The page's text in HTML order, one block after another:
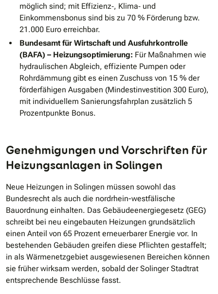
möglich sind; mit Effizienz‐, Klima‐ und
Einkommensbonus sind bis zu 70 % Förderung bzw.
21.000 Euro erreichbar.
Bundesamt für Wirtschaft und Ausfuhrkontrolle
(BAFA) – Heizungsoptimierung: Für Maßnahmen wie
hydraulischen Abgleich, effiziente Pumpen oder
Rohrdämmung gibt es einen Zuschuss von 15 % der
förderfähigen Ausgaben (Mindestinvestition 300 Euro),
mit individuellem Sanierungsfahrplan zusätzlich 5
Prozentpunkte Bonus.
Genehmigungen und Vorschriften für
Heizungsanlagen in Solingen
Neue Heizungen in Solingen müssen sowohl das
Bundesrecht als auch die nordrhein-westfälische
Bauordnung einhalten. Das Gebäudeenergiegesetz (GEG)
schreibt bei neu eingebauten Heizungen grundsätzlich
einen Anteil von 65 Prozent erneuerbarer Energie vor. In
bestehenden Gebäuden greifen diese Pflichten gestaffelt;
in als Wärmenetzgebiet ausgewiesenen Bereichen können
sie früher wirksam werden, sobald der Solinger Stadtrat
entsprechende Beschlüsse fasst.